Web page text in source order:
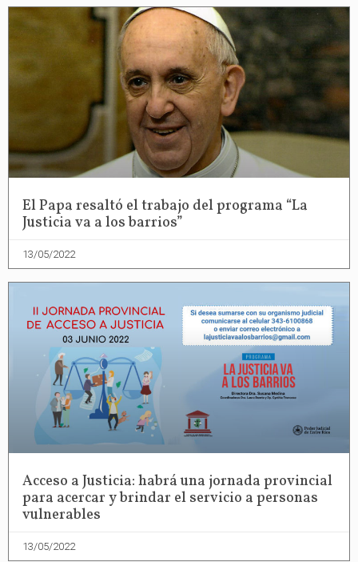
El Papa resaltó el trabajo del programa “La
Justicia va a los barrios”
13/05/2022
Acceso a Justicia: habrá una jornada provincial
para acercar y brindar el servicio a personas
vulnerables
13/05/2022